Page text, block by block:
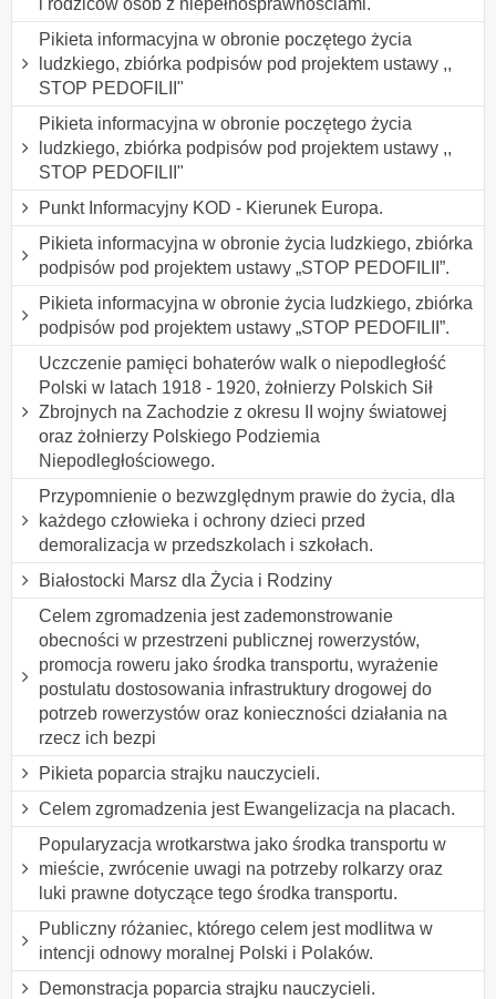
Pikieta informacyjna w obronie poczętego życia
ludzkiego, zbiórka podpisów pod projektem ustawy ,,
STOP PEDOFILII"
Pikieta informacyjna w obronie poczętego życia
ludzkiego, zbiórka podpisów pod projektem ustawy ,,
STOP PEDOFILII"
Punkt Informacyjny KOD - Kierunek Europa.
Pikieta informacyjna w obronie życia ludzkiego, zbiórka
podpisów pod projektem ustawy „STOP PEDOFILII”.
Pikieta informacyjna w obronie życia ludzkiego, zbiórka
podpisów pod projektem ustawy „STOP PEDOFILII”.
Uczczenie pamięci bohaterów walk o niepodległość
Polski w latach 1918 - 1920, żołnierzy Polskich Sił
Zbrojnych na Zachodzie z okresu II wojny światowej
oraz żołnierzy Polskiego Podziemia
Niepodległościowego.
Przypomnienie o bezwzględnym prawie do życia, dla
każdego człowieka i ochrony dzieci przed
demoralizacja w przedszkolach i szkołach.
Białostocki Marsz dla Życia i Rodziny
Celem zgromadzenia jest zademonstrowanie
obecności w przestrzeni publicznej rowerzystów,
promocja roweru jako środka transportu, wyrażenie
postulatu dostosowania infrastruktury drogowej do
potrzeb rowerzystów oraz konieczności działania na
rzecz ich bezpi
Pikieta poparcia strajku nauczycieli.
Celem zgromadzenia jest Ewangelizacja na placach.
Popularyzacja wrotkarstwa jako środka transportu w
mieście, zwrócenie uwagi na potrzeby rolkarzy oraz
luki prawne dotyczące tego środka transportu.
Publiczny różaniec, którego celem jest modlitwa w
intencji odnowy moralnej Polski i Polaków.
Demonstracja poparcia strajku nauczycieli.